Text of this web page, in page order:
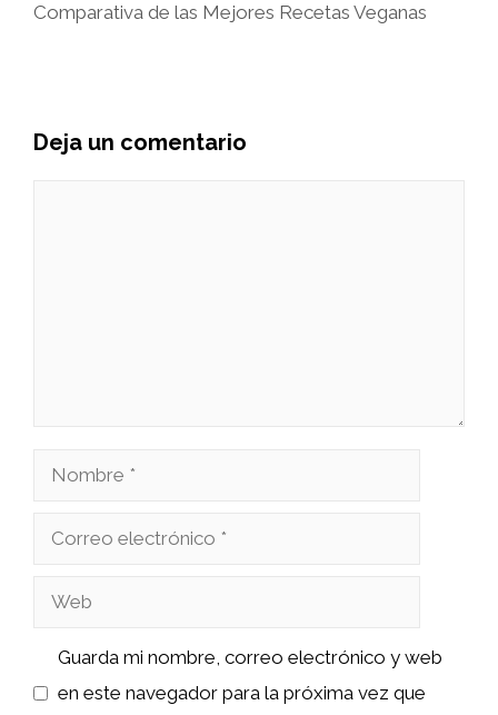
Comparativa de las Mejores Recetas Veganas
Deja un comentario
Nombre
Correo
Web
Guarda mi nombre, correo electrónico y web
en este navegador para la próxima vez que